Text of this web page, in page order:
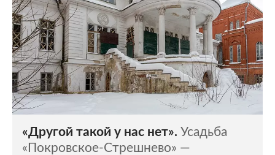
«Другой такой у нас нет». Усадьба
«Покровское-Стрешнево» —